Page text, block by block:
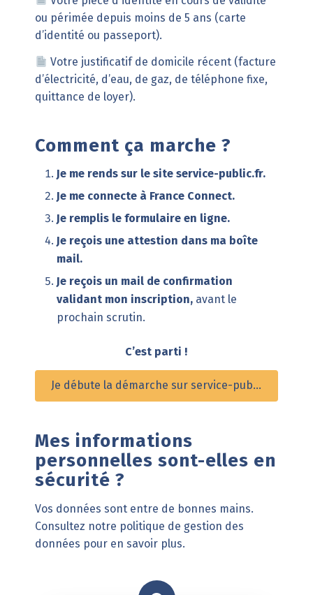
ou périmée depuis moins de 5 ans (carte
d’identité ou passeport).
Votre justificatif de domicile récent (facture
d’électricité, d’eau, de gaz, de téléphone fixe,
quittance de loyer).
Comment ça marche ?
Je me rends sur le site service-public.fr.
Je me connecte à France Connect.
Je remplis le formulaire en ligne.
Je reçois une attestion dans ma boîte
mail.
Je reçois un mail de confirmation
validant mon inscription, avant le
prochain scrutin.
C’est parti !
Je débute la démarche sur service-public.fr
Mes informations
personnelles sont-elles en
sécurité ?
Vos données sont entre de bonnes mains.
Consultez notre politique de gestion des
données pour en savoir plus.